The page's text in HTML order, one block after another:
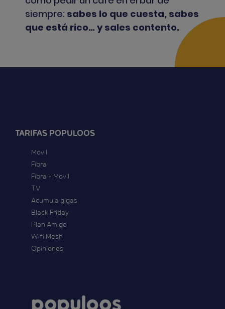
siempre: sabes lo que cuesta, sabes
que está rico… y sales contento.
TARIFAS POPULOOS
Móvil
Fibra
Fibra + Móvil
TV
Acumula gigas
Black Friday
Plan Amigo
Wifi Mesh
Opiniones